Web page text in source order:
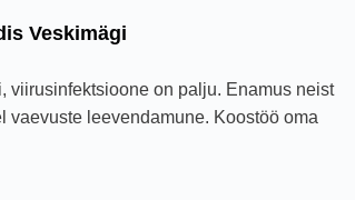
Veskimägi
viirusinfektsioone on palju. Enamus neist
vaevuste leevendamune. Koostöö oma